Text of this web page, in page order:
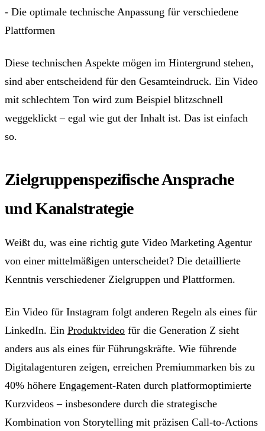
- Die optimale technische Anpassung für verschiedene
Plattformen
Diese technischen Aspekte mögen im Hintergrund stehen,
sind aber entscheidend für den Gesamteindruck. Ein Video
mit schlechtem Ton wird zum Beispiel blitzschnell
weggeklickt – egal wie gut der Inhalt ist. Das ist einfach
so.
Zielgruppenspezifische Ansprache
und Kanalstrategie
Weißt du, was eine richtig gute Video Marketing Agentur
von einer mittelmäßigen unterscheidet? Die detaillierte
Kenntnis verschiedener Zielgruppen und Plattformen.
Ein Video für Instagram folgt anderen Regeln als eines für
LinkedIn. Ein Produktvideo für die Generation Z sieht
anders aus als eines für Führungskräfte. Wie führende
Digitalagenturen zeigen, erreichen Premiummarken bis zu
40% höhere Engagement-Raten durch platformoptimierte
Kurzvideos – insbesondere durch die strategische
Kombination von Storytelling mit präzisen Call-to-Actions